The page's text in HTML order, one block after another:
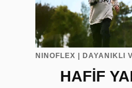
NINOFLEX | DAYANIKLI
HAFİF